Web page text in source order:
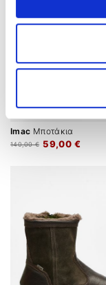
Imac Μποτάκια
59,00 €
140,00 €